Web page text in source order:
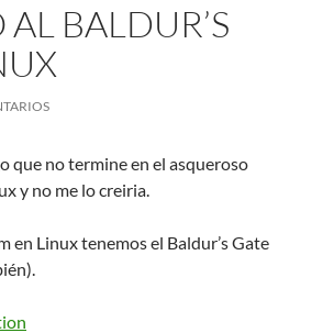
BALDUR’S
que no termine en el asqueroso
y no me lo creiria.
en Linux tenemos el Baldur’s Gate